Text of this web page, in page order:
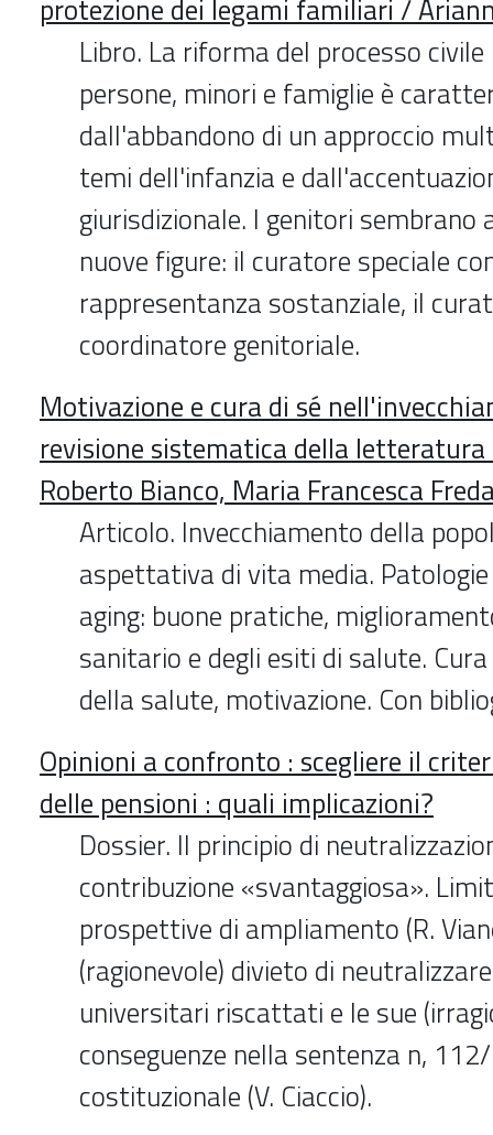
protezione dei legami familiari /
Libro. La riforma del processo
persone, minori e famiglie è
dall'abbandono di un approccio
temi dell'infanzia e
giurisdizionale. I genitori sembrano
nuove figure: il curatore speciale
rappresentanza sostanziale, il
coordinatore genitoriale.
Motivazione e cura di sé
revisione sistematica della
Roberto Bianco, Maria Francesca
Articolo. Invecchiamento della
aspettativa di vita media.
aging: buone pratiche,
sanitario e degli esiti di salute.
della salute, motivazione. Con
Opinioni a confronto : scegliere il
delle pensioni : quali implicazioni?
Dossier. Il principio di
contribuzione «svantaggiosa».
prospettive di ampliamento (R.
(ragionevole) divieto di
universitari riscattati e le sue
conseguenze nella sentenza n,
costituzionale (V. Ciaccio).